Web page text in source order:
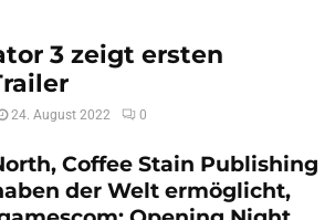
3 zeigt ersten
24. August 2022 0
Coffee Stain Publishing
der Welt ermöglicht,